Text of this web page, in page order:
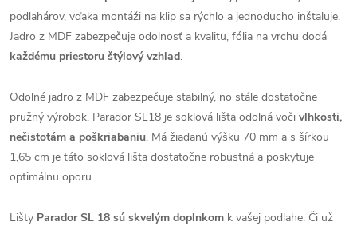
podlahárov, vďaka montáži na klip sa rýchlo a jednoducho inštaluje.
Jadro z MDF zabezpečuje odolnosť a kvalitu, fólia na vrchu dodá
každému priestoru štýlový vzhľad.
Odolné jadro z MDF zabezpečuje stabilný, no stále dostatočne
pružný výrobok. Parador SL18 je soklová lišta odolná voči vlhkosti,
nečistotám a poškriabaniu. Má žiadanú výšku 70 mm a s šírkou
1,65 cm je táto soklová lišta dostatočne robustná a poskytuje
optimálnu oporu.
Lišty Parador SL 18 sú skvelým doplnkom k vašej podlahe. Či už